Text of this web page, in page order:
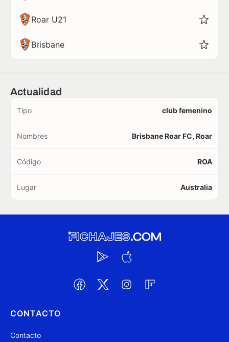
Roar U21
Brisbane
Actualidad
Tipo club femenino
Nombres Brisbane Roar FC, Roar
Código ROA
Lugar Australia
CONTACTO
Contacto